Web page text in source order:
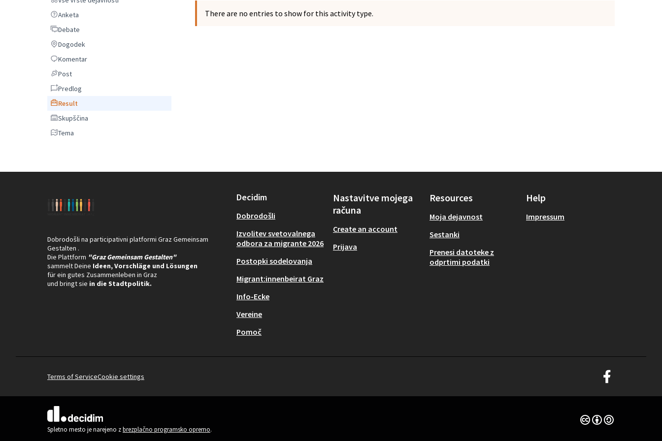
AnketaAnketa
DebateDebate
Dogodek
Dogodek
Komentar
Komentar
PostPost
Predlog
Predlog
ResultResult
Skupščina
Skupščina
TemaTema
There are no entries to show for this activity type.
Dobrodošli na participativni platformi Graz Gemeinsam
Gestalten .
Die Plattform "Graz Gemeinsam Gestalten"
sammelt Deine Ideen, Vorschläge und Lösungen
für ein gutes Zusammenleben in Graz
und bringt sie in die Stadtpolitik.
Decidim
Dobrodošli
Izvolitev svetovalnega
odbora za migrante 2026
Postopki sodelovanja
Migrant:innenbeirat Graz
Info-Ecke
Vereine
Pomoč
Nastavitve mojega
računa
Create an account
Prijava
Resources
Moja dejavnost
Sestanki
Prenesi datoteke z
odprtimi podatki
Help
Impressum
Terms of ServiceCookie settings
Graz Gemeinsam
(Zunanja povezava)
Spletno mesto je narejeno zbrezplačno programsko opremo.
Dovoljenja „Creative
(Zunanja povezava)